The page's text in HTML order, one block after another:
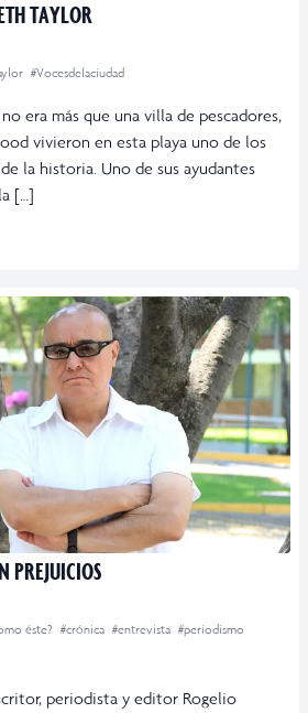
TAYLOR
#Vocesdelaciudad
era más que una villa de pescadores,
vivieron en esta playa uno de los
la historia. Uno de sus ayudantes
[…]
PREJUICIOS
éste? #crónica #entrevista #periodismo
periodista y editor Rogelio